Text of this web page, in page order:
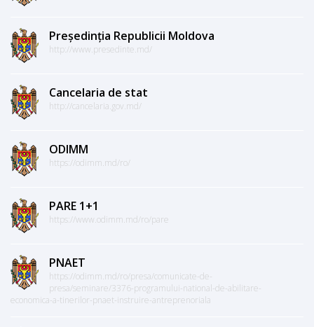
Președinția Republicii Moldova
http://www.presedinte.md/
Cancelaria de stat
http://cancelaria.gov.md/
ODIMM
https://odimm.md/ro/
PARE 1+1
https://www.odimm.md/ro/pare
PNAET
https://odimm.md/ro/presa/comunicate-de-
presa/seminare/3376-programului-national-de-abilitare-
economica-a-tinerilor-pnaet-instruire-antreprenoriala